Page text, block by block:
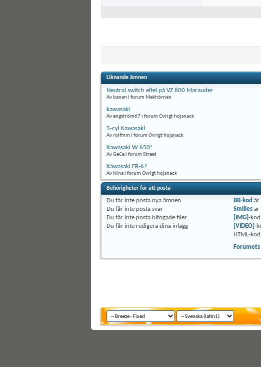
Liknande ämnen
Neutral switch elfel på VZ 800 Marauder
Av banan i forum Mekhörnan
kawasaki
Av engström67 i forum Övrigt hojsnack
5-cyl Kawasaki
Av rolfmm i forum Övrigt hojsnack
Kawasaki W 650!
Av GeCe i forum Street
Kawasaki ER-6?
Av Nina i forum Övrigt hojsnack
Behörigheter för att posta
Du får inte posta nya ämnen
Du får inte posta svar
Du får inte posta bifogade filer
Du får inte redigera dina inlägg
BB-kod är
Smilies är
[IMG] -
[VIDEO] -
HTML-